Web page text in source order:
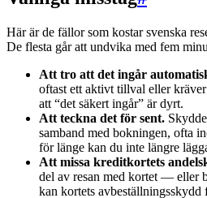
Här är de fällor som kostar svenska
De flesta går att undvika med fem
Att tro att det ingår
oftast ett aktivt tillval eller
att “det säkert ingår” är dyrt.
Att teckna det för sent.
samband med bokningen, ofta
för länge kan du inte längre
Att missa kreditkortets
del av resan med kortet — eller
kan kortets avbeställningsskydd